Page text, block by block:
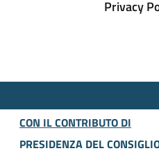
Privacy
CON IL CONTRIBUTO DI
PRESIDENZA DEL